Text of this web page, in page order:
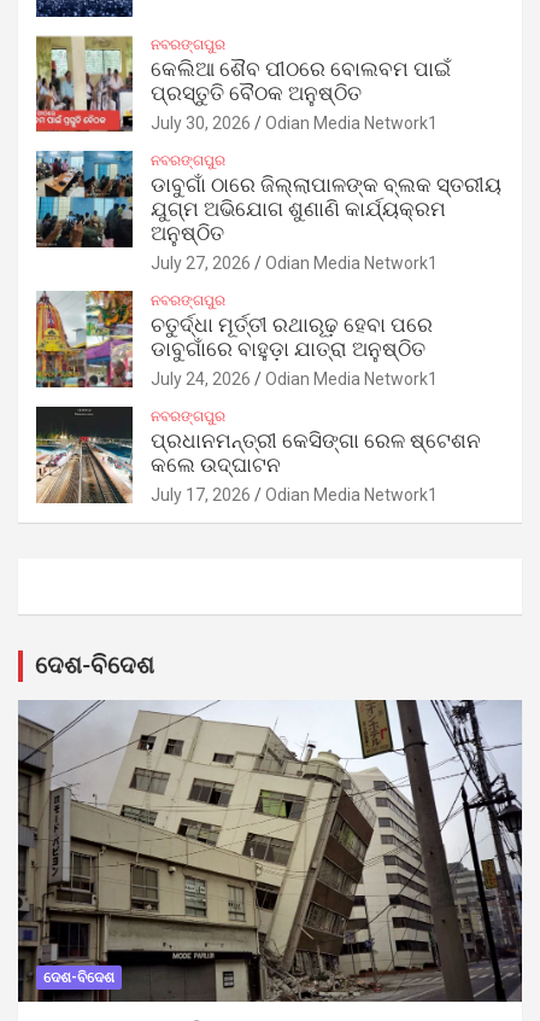
ନବରଙ୍ଗପୁର
କେଲିଆ ଶୈବ ପୀଠରେ ବୋଲବମ ପାଇଁ
ପ୍ରସ୍ତୁତି ବୈଠକ ଅନୁଷ୍ଠିତ
July 30, 2026 Odian Media Network1
ନବରଙ୍ଗପୁର
ଡାବୁଗାଁ ଠାରେ ଜିଲ୍ଲାପାଳଙ୍କ ବ୍ଲକ ସ୍ତରୀୟ
ଯୁଗ୍ମ ଅଭିଯୋଗ ଶୁଣାଣି କାର୍ଯ୍ୟକ୍ରମ
ଅନୁଷ୍ଠିତ
July 27, 2026 Odian Media Network1
ନବରଙ୍ଗପୁର
ଚତୁର୍ଦ୍ଧା ମୂର୍ତ୍ତୀ ରଥାରୂଢ଼ ହେବା ପରେ
ଡାବୁଗାଁରେ ବାହୁଡ଼ା ଯାତ୍ରା ଅନୁଷ୍ଠିତ
July 24, 2026 Odian Media Network1
ନବରଙ୍ଗପୁର
ପ୍ରଧାନମନ୍ତ୍ରୀ କେସିଙ୍ଗା ରେଳ ଷ୍ଟେଶନ
କଲେ ଉଦ୍‌ଘାଟନ
July 17, 2026 Odian Media Network1
ଦେଶ-ବିଦେଶ
ଦେଶ-ବିଦେଶ